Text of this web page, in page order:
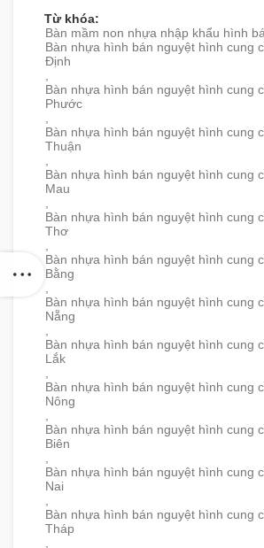
Từ khóa:
Bàn mầm non nhựa nhập khẩu hình
Bàn nhựa hình bán nguyệt hình cung
Định
Bàn nhựa hình bán nguyệt hình cung
Phước
Bàn nhựa hình bán nguyệt hình cung
Thuận
Bàn nhựa hình bán nguyệt hình cung
Mau
Bàn nhựa hình bán nguyệt hình cung
Thơ
Bàn nhựa hình bán nguyệt hình cung
Bằng
Bàn nhựa hình bán nguyệt hình cung
Nẵng
Bàn nhựa hình bán nguyệt hình cung
Lắk
Bàn nhựa hình bán nguyệt hình cung
Nông
Bàn nhựa hình bán nguyệt hình cung
Biên
Bàn nhựa hình bán nguyệt hình cung
Nai
Bàn nhựa hình bán nguyệt hình cung
Tháp